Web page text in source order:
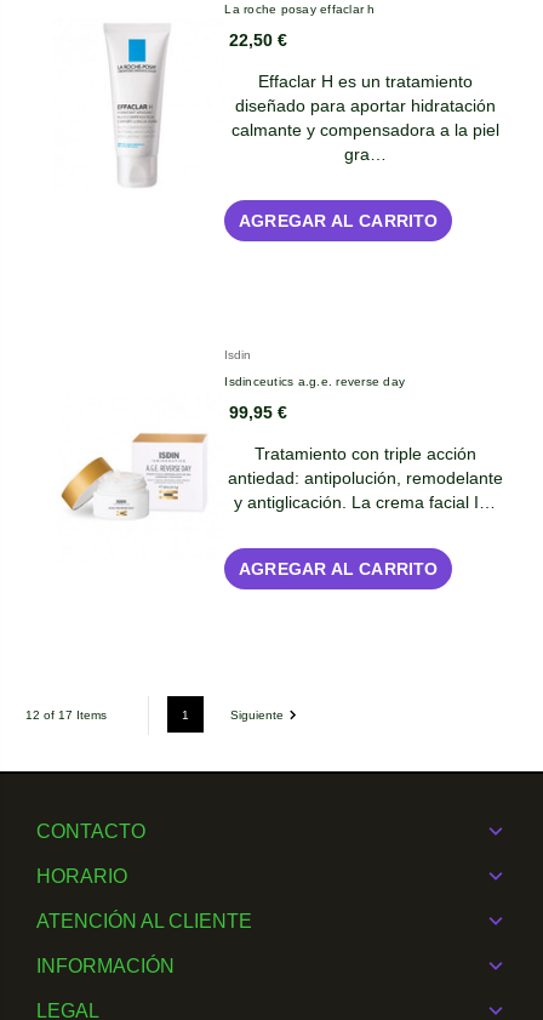
La roche posay effaclar h
22,50 €
Effaclar H es un tratamiento
diseñado para aportar hidratación
calmante y compensadora a la piel
gra…
AGREGAR AL CARRITO
Isdin
Isdinceutics a.g.e. reverse day
99,95 €
Tratamiento con triple acción
antiedad: antipolución, remodelante
y antiglicación. La crema facial I…
AGREGAR AL CARRITO
12 of 17 Items 1 Siguiente
CONTACTO
HORARIO
ATENCIÓN AL CLIENTE
INFORMACIÓN
LEGAL